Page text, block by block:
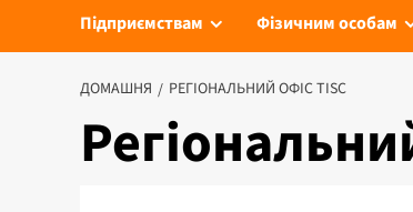
Підприємствам Фізичним особам
ДОМАШНЯ РЕГІОНАЛЬНИЙ ОФІС TISC